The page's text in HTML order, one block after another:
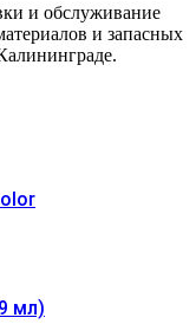
и обслуживание
и запасных
мл)